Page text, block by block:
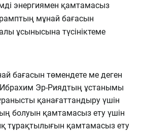
энергиямен қамтамасыз
мұнай бағасын
ұсынысына түсініктеме
бағасын төмендете ме деген
Ибрахим Эр-Риядтың ұстанымы
қанағаттандыру үшін
болуын қамтамасыз ету үшін
тұрақтылығын қамтамасыз ету